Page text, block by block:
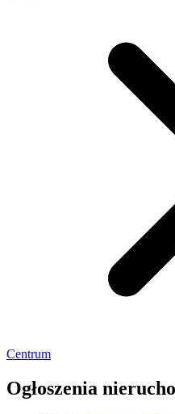
Centrum
Ogłoszenia